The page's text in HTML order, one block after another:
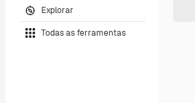
Explorar
Todas as ferramentas